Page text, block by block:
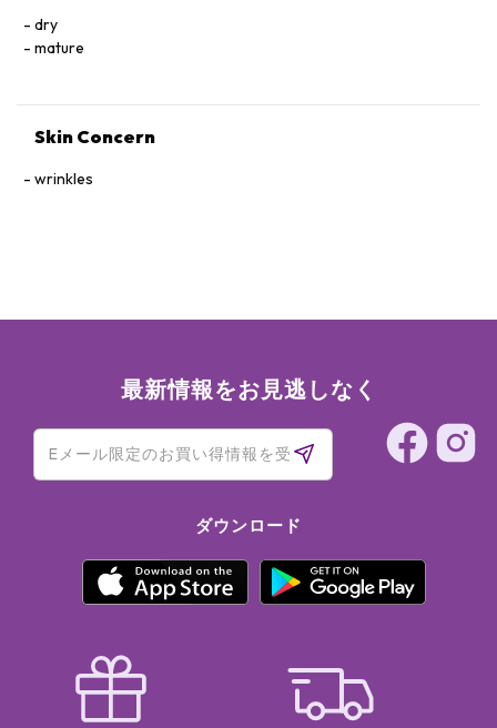
dry
mature
Skin Concern
wrinkles
最新情報をお見逃しなく
ダウンロード